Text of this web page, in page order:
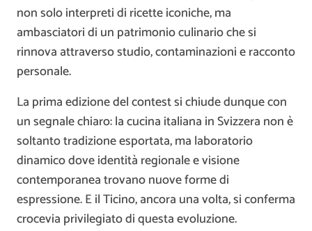
non solo interpreti di ricette iconiche, ma
ambasciatori di un patrimonio culinario che si
rinnova attraverso studio, contaminazioni e racconto
personale.
La prima edizione del contest si chiude dunque con
un segnale chiaro: la cucina italiana in Svizzera non è
soltanto tradizione esportata, ma laboratorio
dinamico dove identità regionale e visione
contemporanea trovano nuove forme di
espressione. E il Ticino, ancora una volta, si conferma
crocevia privilegiato di questa evoluzione.